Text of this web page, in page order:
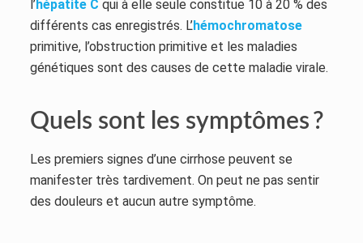
l’hépatite C qui à elle seule constitue 10 à 20 % des
différents cas enregistrés. L’hémochromatose
primitive, l’obstruction primitive et les maladies
génétiques sont des causes de cette maladie virale.
Quels sont les symptômes ?
Les premiers signes d’une cirrhose peuvent se
manifester très tardivement. On peut ne pas sentir
des douleurs et aucun autre symptôme.